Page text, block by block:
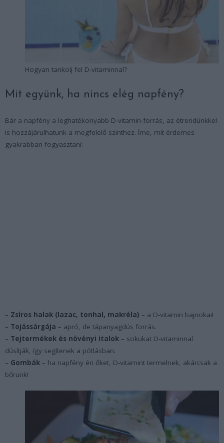
Hogyan tankolj fel D-vitaminnal?
Mit együnk, ha nincs elég napfény?
Bár a napfény a leghatékonyabb D-vitamin-forrás, az étrendünkkel
is hozzájárulhatunk a megfelelő szinthez. Íme, mit érdemes
gyakrabban fogyasztani:
– Zsíros halak (lazac, tonhal, makréla) – a D-vitamin bajnokai!
– Tojássárgája – apró, de tápanyagdús forrás.
– Tejtermékek és növényi italok – sokukat D-vitaminnal
dúsítják, így segítenek a pótlásban.
– Gombák – ha napfény éri őket, D-vitamint termelnek, akárcsak a
bőrünk!